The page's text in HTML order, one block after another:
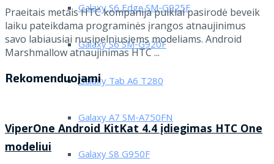
Galaxy S6 Edge SM-G925F
Galaxy S6 SM-G920F
Galaxy Tab A6 T280
Galaxy A7 SM-A750FN
Galaxy S8 G950F
Praeitais metais HTC kompanija puikiai pasirodė beveik
laiku pateikdama programinės įrangos atnaujinimus
savo labiausiai nusipelniusiems modeliams. Android
Marshmallow atnaujinimas HTC ...
Rekomenduojami
ViperOne Android KitKat 4.4 įdiegimas HTC One
modeliui